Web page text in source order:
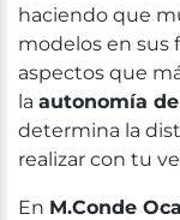
haciendo que
modelos en sus
aspectos que
la autonomía
determina la
realizar con tu
En M.Conde